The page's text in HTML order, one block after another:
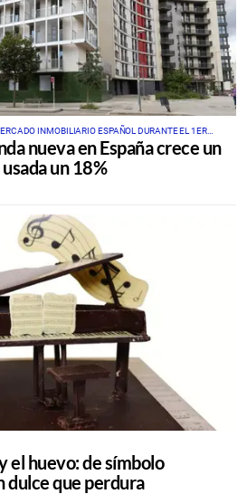
INMOBILIARIO ESPAÑOL DURANTE EL 1ER
nueva en España crece un
un 18%
el huevo: de símbolo
dulce que perdura